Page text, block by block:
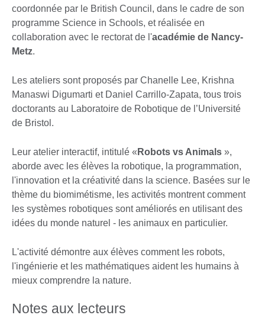
coordonnée par le British Council, dans le cadre de son
programme Science in Schools, et réalisée en
collaboration avec le rectorat de l'académie de Nancy-
Metz.
Les ateliers sont proposés par Chanelle Lee, Krishna
Manaswi Digumarti et Daniel Carrillo-Zapata, tous trois
doctorants au Laboratoire de Robotique de l’Université
de Bristol.
Leur atelier interactif, intitulé « Robots vs Animals »,
aborde avec les élèves la robotique, la programmation,
l'innovation et la créativité dans la science. Basées sur le
thème du biomimétisme, les activités montrent comment
les systèmes robotiques sont améliorés en utilisant des
idées du monde naturel - les animaux en particulier.
L'activité démontre aux élèves comment les robots,
l'ingénierie et les mathématiques aident les humains à
mieux comprendre la nature.
Notes aux lecteurs